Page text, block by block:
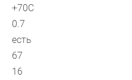
+70C
0.7
есть
67
16